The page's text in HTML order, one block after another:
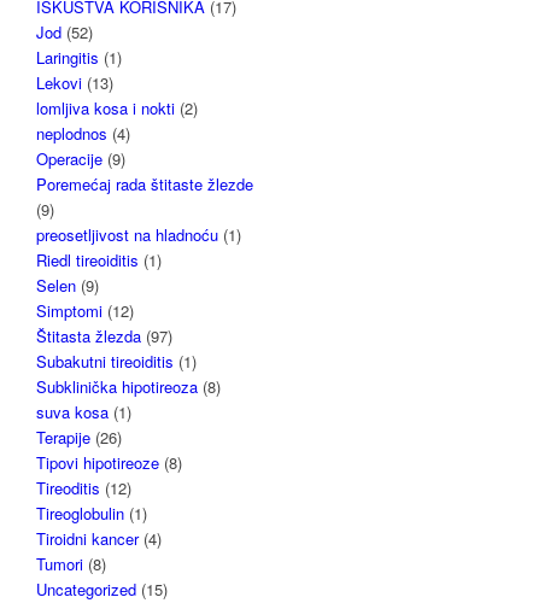
ISKUSTVA KORISNIKA (17)
Jod (52)
Laringitis (1)
Lekovi (13)
lomljiva kosa i nokti (2)
neplodnos (4)
Operacije (9)
Poremećaj rada štitaste žlezde
(9)
preosetljivost na hladnoću (1)
Riedl tireoiditis (1)
Selen (9)
Simptomi (12)
Štitasta žlezda (97)
Subakutni tireoiditis (1)
Subklinička hipotireoza (8)
suva kosa (1)
Terapije (26)
Tipovi hipotireoze (8)
Tireoditis (12)
Tireoglobulin (1)
Tiroidni kancer(4)
Tumori (8)
Uncategorized (15)